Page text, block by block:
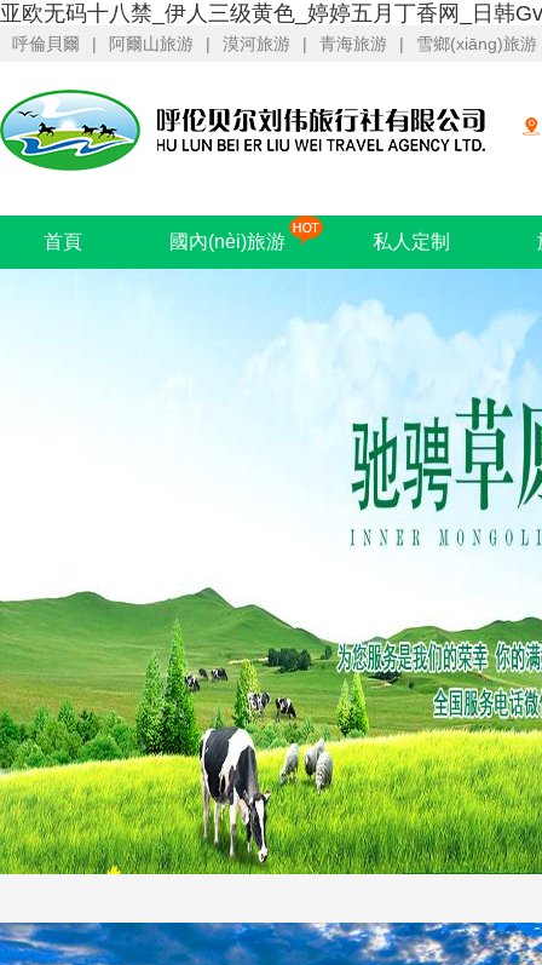
亚欧无码十八禁_伊人三级黄色_婷婷五月丁香网_日韩
呼倫貝爾 | 阿爾山旅游 | 漠河旅游 | 青海旅游 | 雪鄉(xiāng)旅游
首頁 國內(nèi)旅游 私人定制